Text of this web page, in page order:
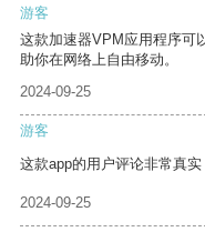
游客
这款加速器VPM应用程序可
助你在网络上自由移动。
2024-09-25
游客
这款app的用户评论非常真实
2024-09-25